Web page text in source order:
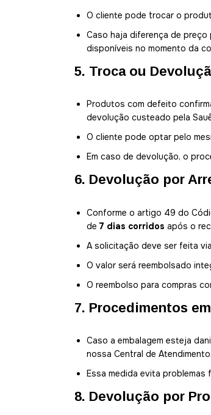
O cliente pode trocar o
Caso haja diferença de preço
disponíveis no momento da
5. Troca ou
Produtos com defeito
devolução custeado pela
O cliente pode optar pelo
Em caso de devolução, o
6. Devolução por
Conforme o artigo 49 do
de 7 dias corridos após o
A solicitação deve ser feita
O valor será reembolsado
O reembolso para compras
7. Procedimentos
Caso a embalagem esteja
nossa Central de Atendimento.
Essa medida evita problemas
8. Devolução por